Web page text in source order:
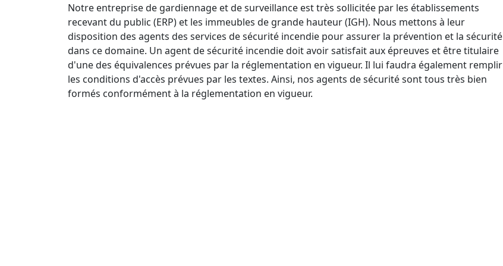
Notre entreprise de gardiennage et de surveillance est très sollicitée par les établissements
recevant du public (ERP) et les immeubles de grande hauteur (IGH). Nous mettons à leur
disposition des agents des services de sécurité incendie pour assurer la prévention et la sécurité
dans ce domaine. Un agent de sécurité incendie doit avoir satisfait aux épreuves et être titulaire
d'une des équivalences prévues par la réglementation en vigueur. Il lui faudra également remplir
les conditions d'accès prévues par les textes. Ainsi, nos agents de sécurité sont tous très bien
formés conformément à la réglementation en vigueur.